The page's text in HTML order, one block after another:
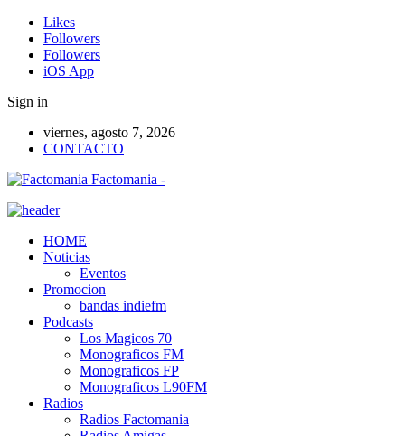
Likes
Followers
Followers
iOS App
Sign in
viernes, agosto 7, 2026
CONTACTO
Factomania -
HOME
Noticias
Eventos
Promocion
bandas indiefm
Podcasts
Los Magicos 70
Monograficos FM
Monograficos FP
Monograficos L90FM
Radios
Radios Factomania